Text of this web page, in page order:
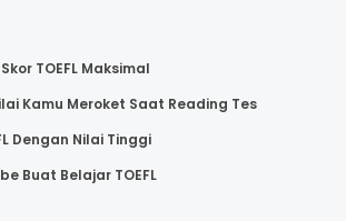
TOEFL Maksimal
Kamu Meroket Saat Reading Tes
Dengan Nilai Tinggi
Buat Belajar TOEFL